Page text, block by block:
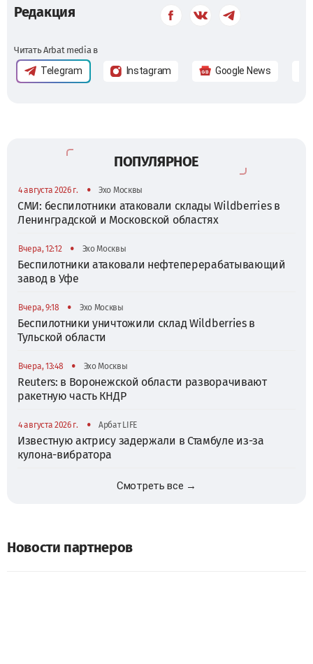
Редакция
Читать Arbat media в
Telegram Instagram Google News
ПОПУЛЯРНОЕ
4 августа 2026 г. • Эхо Москвы
СМИ: беспилотники атаковали склады Wildberries в
Ленинградской и Московской областях
Вчера, 12:12 • Эхо Москвы
Беспилотники атаковали нефтеперерабатывающий
завод в Уфе
Вчера, 9:18 • Эхо Москвы
Беспилотники уничтожили склад Wildberries в
Тульской области
Вчера, 13:48 • Эхо Москвы
Reuters: в Воронежской области разворачивают
ракетную часть КНДР
4 августа 2026 г. • Арбат LIFE
Известную актрису задержали в Стамбуле из-за
кулона-вибратора
Смотреть все →
Новости партнеров